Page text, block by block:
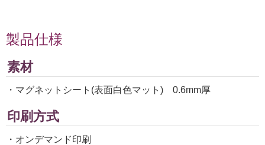
製品仕様
素材
・マグネットシート(表面白色マット) 0.6mm厚
印刷方式
・オンデマンド印刷